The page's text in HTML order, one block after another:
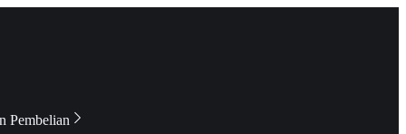
Pembelian